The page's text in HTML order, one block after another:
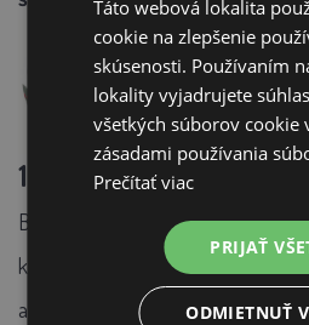
164 šklbacích prstov
Buben je osadený 164 ks
ktoré sú určené
hlavne pre
avšak dokážete s nimi ošklbať aj
Táto webová lokalita
cookie na zlepšenie
skúsenosti. Používaním
lokality vyjadrujete
všetkých súborov cookie
zásadami používania
Prečítať viac
PRIJAŤ
ODMIETNUŤ